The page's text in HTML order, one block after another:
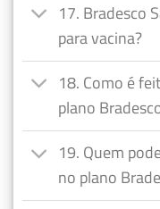
17. Bradesco
para vacina?
18. Como é
plano
19. Quem
no plano